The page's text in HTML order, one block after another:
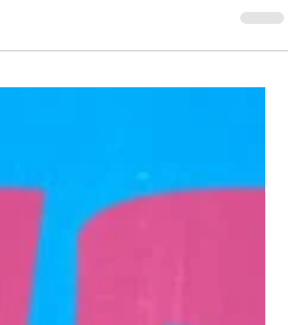
2024
Stoma-Tag - ein Tag, um